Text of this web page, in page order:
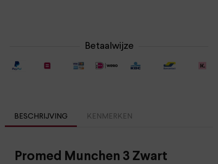
Betaalwijze
BESCHRIJVING KENMERKEN
Promed Munchen 3 Zwart